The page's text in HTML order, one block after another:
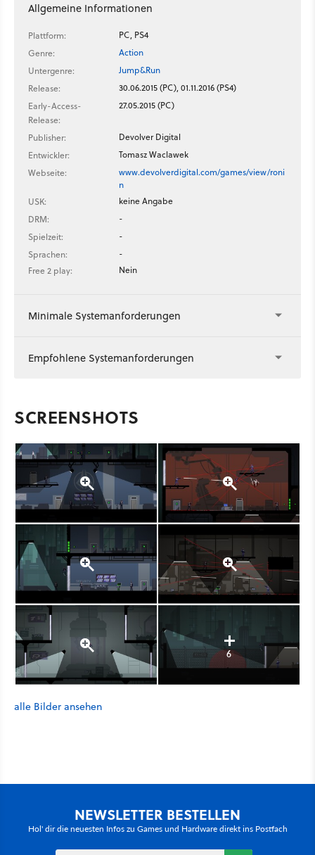
Allgemeine Informationen
Plattform:
PC, PS4
Genre:
Action
Untergenre:
Jump&Run
Release:
30.06.2015 (PC), 01.11.2016 (PS4)
Early-Access-
Release:
27.05.2015 (PC)
Publisher:
Devolver Digital
Entwickler:
Tomasz Waclawek
Webseite:
www.devolverdigital.com/games/view/roni
n
USK:
keine Angabe
DRM:
-
Spielzeit:
-
Sprachen:
-
Free 2 play:
Nein
Minimale Systemanforderungen
Empfohlene Systemanforderungen
SCREENSHOTS
6
alle Bilder ansehen
NEWSLETTER BESTELLEN
Hol' dir die neuesten Infos zu Games und Hardware direkt ins Postfach